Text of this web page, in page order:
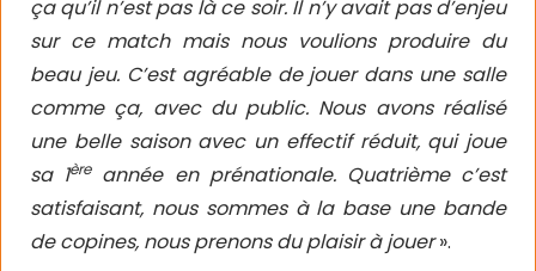
ça qu’il n’est pas là ce soir. Il n’y avait pas d’enjeu
sur ce match mais nous voulions produire du
beau jeu. C’est agréable de jouer dans une salle
comme ça, avec du public. Nous avons réalisé
une belle saison avec un effectif réduit, qui joue
sa 1èreannée en prénationale. Quatrième c’est
satisfaisant, nous sommes à la base une bande
de copines, nous prenons du plaisir à jouer».